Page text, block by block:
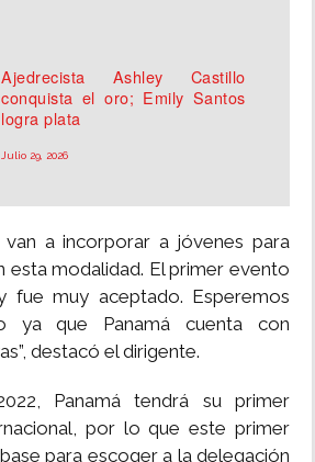
Ajedrecista Ashley Castillo
conquista el oro; Emily Santos
logra plata
Julio 29, 2026
a incorporar a jóvenes para
esta modalidad. El primer evento
fue muy aceptado. Esperemos
ya que Panamá cuenta con
destacó el dirigente.
Panamá tendrá su primer
por lo que este primer
para escoger a la delegación